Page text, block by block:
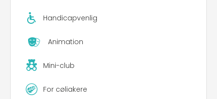
Handicapvenlig
Animation
Mini-club
For cøliakere